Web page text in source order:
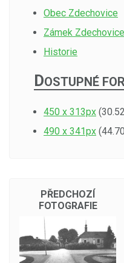
Obec Zdechovice
Zámek Zdechovice
Historie
DOSTUPNÉ
450 x 313px
490 x 341px
PŘEDCHOZÍ
FOTOGRAFIE